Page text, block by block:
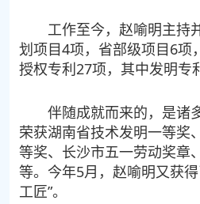
工作至今，赵喻明主持
划项目4项，省部级项目6项
授权专利27项，其中发明专
伴随成就而来的，是
荣获湖南省技术发明一等奖
等奖、长沙市五一劳动奖章
等。今年5月，赵喻明又获
工匠”。